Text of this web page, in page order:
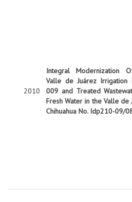
2010
Integral Modernization
Valle de Juárez Irrigation
009 and Treated
Fresh Water in the Valle de
Chihuahua No. Idp210-09/